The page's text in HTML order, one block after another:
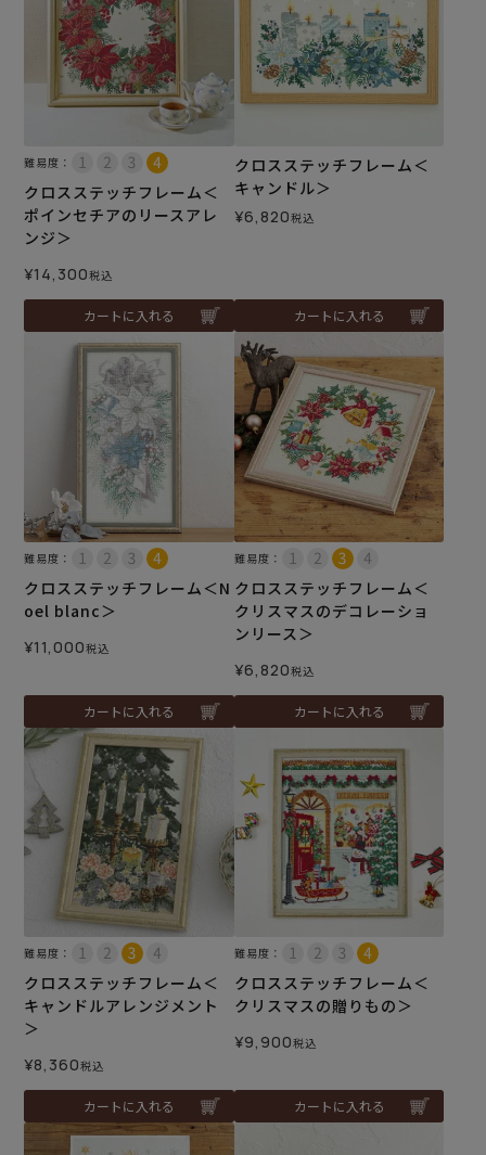
難易度：
クロスステッチフレーム＜
ポインセチアのリースアレ
ンジ＞
¥14,300税込
カートに入れる
クロスステッチフレーム＜
キャンドル＞
¥6,820税込
カートに入れる
難易度：
クロスステッチフレーム＜N
oel blanc＞
¥11,000税込
カートに入れる
難易度：
クロスステッチフレーム＜
クリスマスのデコレーショ
ンリース＞
¥6,820税込
カートに入れる
難易度：
クロスステッチフレーム＜
キャンドルアレンジメント
＞
¥8,360税込
カートに入れる
難易度：
クロスステッチフレーム＜
クリスマスの贈りもの＞
¥9,900税込
カートに入れる